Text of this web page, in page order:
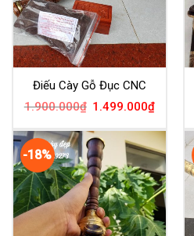
Điếu Cày Gỗ Đục CNC
1.900.000₫ 1.499.000₫
-18%